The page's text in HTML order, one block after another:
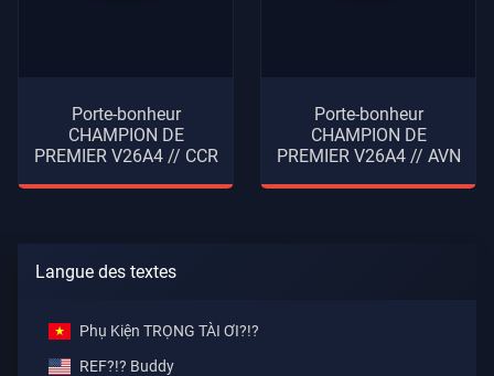
Porte-bonheur
CHAMPION DE
PREMIER V26A4 // CCR
Porte-bonheur
CHAMPION DE
PREMIER V26A4 // AVN
Langue des textes
Phụ Kiện TRỌNG TÀI ƠI?!?
REF?!? Buddy